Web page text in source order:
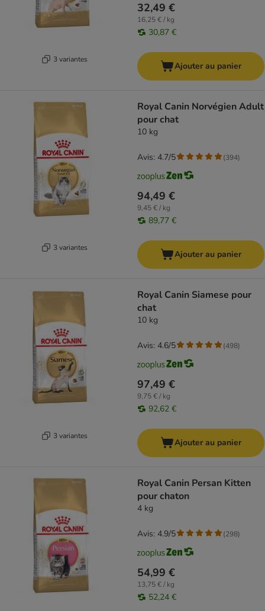
3 variantes
32,49 €
16,25 € / kg
30,87 €
Ajouter au panier
3 variantes
Royal Canin Norvégien Adult
pour chat
10 kg
94,49 €
9,45 € / kg
89,77 €
Avis: 4.7/5 (394)
Ajouter au panier
3 variantes
Royal Canin Siamese pour
chat
10 kg
97,49 €
9,75 € / kg
92,62 €
Avis: 4.6/5 (498)
Ajouter au panier
Royal Canin Persan Kitten
pour chaton
4 kg
54,99 €
13,75 € / kg
52,24 €
Avis: 4.9/5 (298)